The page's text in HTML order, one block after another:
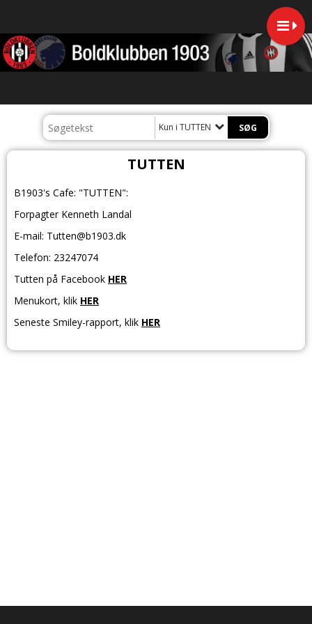
Kun i TUTTEN
TUTTEN
B1903's Cafe: "TUTTEN":
Forpagter Kenneth Landal
E-mail: Tutten@b1903.dk
Telefon: 23247074
Tutten på Facebook HER
Menukort, klik HER
Seneste Smiley-rapport, klik HER